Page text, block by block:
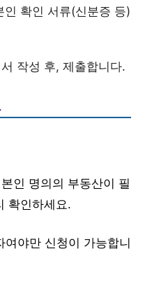
확인 서류(신분증 등)
작성 후, 제출합니다.
인 명의의 부동산이 필
확인하세요.
여야만 신청이 가능합니